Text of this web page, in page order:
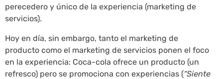
perecedero y único de la experiencia (marketing de
servicios).
Hoy en día, sin embargo, tanto el marketing de
producto como el marketing de servicios ponen el foco
en la experiencia: Coca-cola ofrece un producto (un
refresco) pero se promociona con experiencias (“Siente